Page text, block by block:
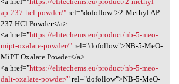
ap-237-hcl-powder/"rel="dofollow">2-Methyl AP-
237 HCl Powder</a>
<a href="https://elitechems.eu/product/nb-5-meo-
mipt-oxalate-powder/"rel="dofollow">NB-5-MeO-
MiPT Oxalate Powder</a>
<a href="https://elitechems.eu/product/nb-5-meo-
dalt-oxalate-powder/"rel="dofollow">NB-5-MeO-